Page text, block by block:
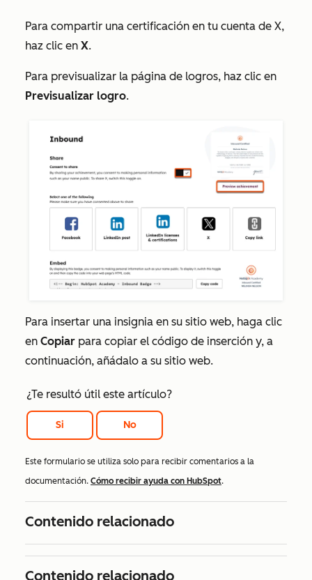
Para compartir una certificación en tu cuenta de X,
haz clic en X.
Para previsualizar la página de logros, haz clic en
Previsualizar logro.
Para insertar una insignia en su sitio web, haga clic
en Copiar para copiar el código de inserción y, a
continuación, añádalo a su sitio web.
¿Te resultó útil este artículo?
Si No
Este formulario se utiliza solo para recibir comentarios a la
documentación. Cómo recibir ayuda con HubSpot.
Contenido relacionado
Contenido relacionado